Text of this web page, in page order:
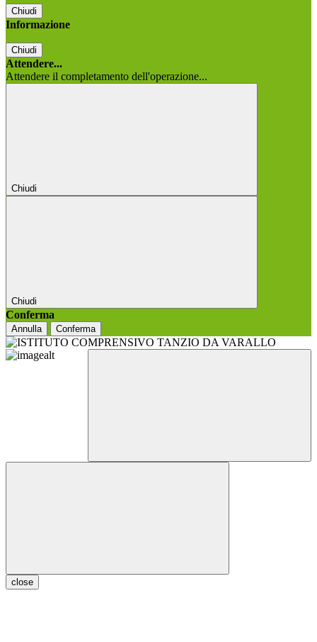
Chiudi
Informazione
Chiudi
Attendere...
Attendere il completamento dell'operazione...
Chiudi
Chiudi
Conferma
Annulla Conferma
close